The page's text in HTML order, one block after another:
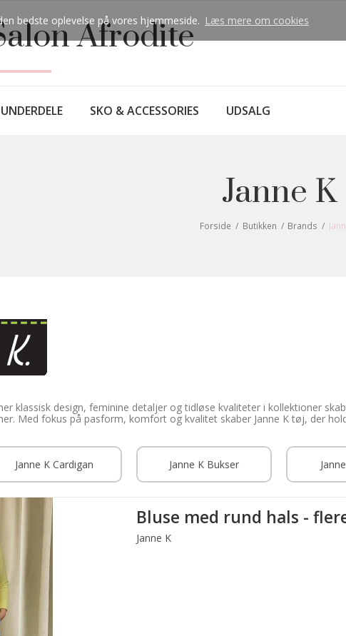
bedste oplevelse på vores hjemmeside. Læs mere om cookies
Afrodite
UNDERDELE SKO & ACCESSORIES UDSALG
Janne K
Forside / Butikken / Brands /
klassisk design, feminine detaljer og tidløse kvaliteter i kollektioner
Med fokus på pasform, komfort og kvalitet skaber Janne K tøj, der
Janne K Cardigan Janne K Bukser
Bluse med rund hals -
Janne K